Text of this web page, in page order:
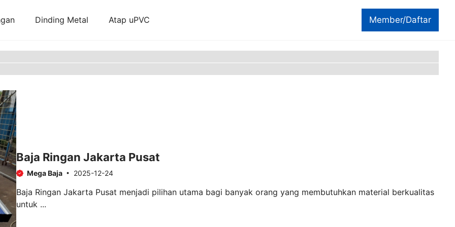
Member/Daftar
Dinding Metal Atap uPVC
Baja Ringan Jakarta Pusat
Mega Baja 2025-12-24
Baja Ringan Jakarta Pusat menjadi pilihan utama bagi banyak orang yang membutuhkan material berkualitas
untuk ...